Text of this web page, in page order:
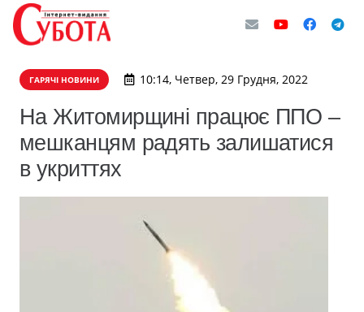
ГАРЯЧІ НОВИНИ 10:14, Четвер, 29 Грудня, 2022
На Житомирщині працює ППО –
мешканцям радять залишатися
в укриттях